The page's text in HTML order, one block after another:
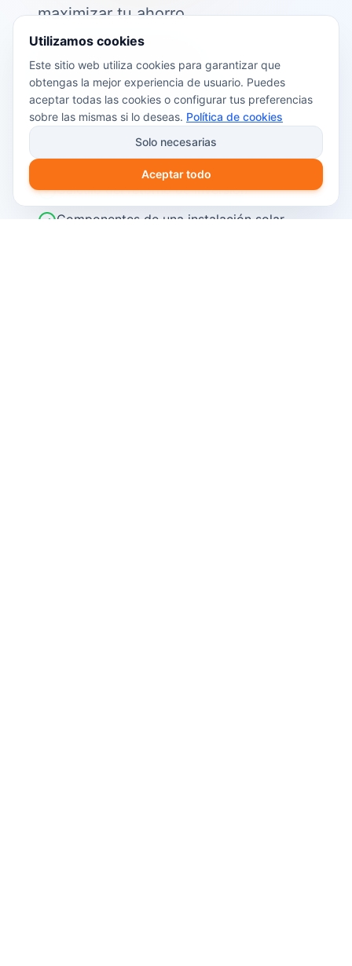
maximizar tu ahorro.
📖 Contenido de la guía:
Cómo funciona el autoconsumo
fotovoltaico
Ayudas y subvenciones disponibles en
2026
Cálculo del retorno de inversión
Componentes de una instalación solar
Utilizamos cookies
Este sitio web utiliza cookies para garantizar que
obtengas la mejor experiencia de usuario. Puedes
aceptar todas las cookies o configurar tus preferencias
sobre las mismas si lo deseas. Política de cookies
Solo necesarias
Aceptar todo